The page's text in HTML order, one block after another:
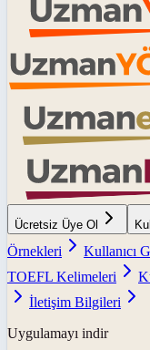
Ücretsiz Üye Ol
Örnekleri
Kullanıcı
TOEFL Kelimeleri
İletişim Bilgileri
Uygulamayı indir